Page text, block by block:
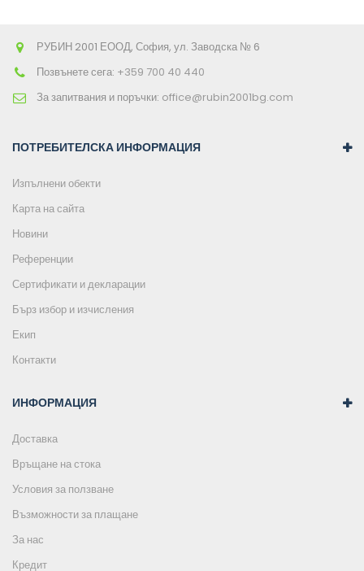
РУБИН 2001 ЕООД, София, ул. Заводска № 6
Позвънете сега: +359 700 40 440
За запитвания и поръчки: office@rubin2001bg.com
ПОТРЕБИТЕЛСКА ИНФОРМАЦИЯ
Изпълнени обекти
Карта на сайта
Новини
Референции
Сертификати и декларации
Бърз избор и изчисления
Екип
Контакти
ИНФОРМАЦИЯ
Доставка
Връщане на стока
Условия за ползване
Възможности за плащане
За нас
Кредит